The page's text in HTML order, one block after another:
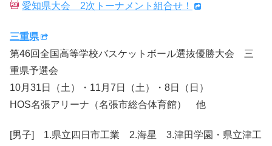
愛知県大会 2次トーナメント組合せ！
三重県
第46回全国高等学校バスケットボール選抜優勝大会 三
重県予選会
10月31日（土）・11月7日（土）・8日（日）
HOS名張アリーナ（名張市総合体育館） 他
[男子] 1.県立四日市工業 2.海星 3.津田学園・県立津工